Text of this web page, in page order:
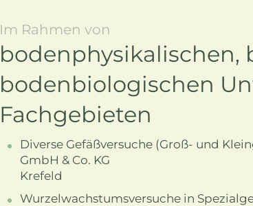
Im Rahmen von
bodenbiologischen
Fachgebieten
Diverse Gefäßversuche (Groß- und
GmbH & Co. KG
Krefeld
Wurzelwachstumsversuche in